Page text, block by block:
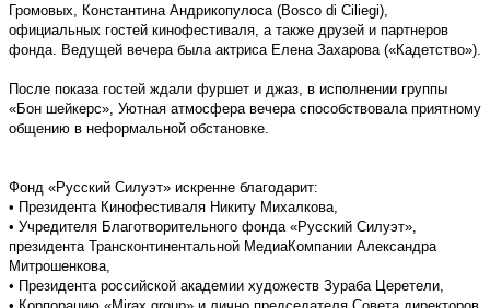
Громовых, Константина Андрикопулоса (Bosco di Ciliegi),
официальных гостей кинофестиваля, а также друзей и партнеров
фонда. Ведущей вечера была актриса Елена Захарова («Кадетство»).
После показа гостей ждали фуршет и джаз, в исполнении группы
«Бон шейкерс», Уютная атмосфера вечера способствовала приятному
общению в неформальной обстановке.
Фонд «Русский Силуэт» искренне благодарит:
• Президента Кинофестиваля Никиту Михалкова,
• Учредителя Благотворительного фонда «Русский Силуэт»,
президента Трансконтинентальной МедиаКомпании Александра
Митрошенкова,
• Президента российской академии художеств Зураба Церетели,